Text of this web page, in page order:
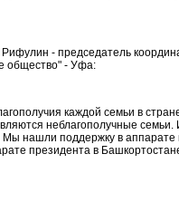
- председатель
общество" - Уфа:
каждой семьи в
неблагополучные семьи.
Мы нашли поддержку в аппарате
президента в